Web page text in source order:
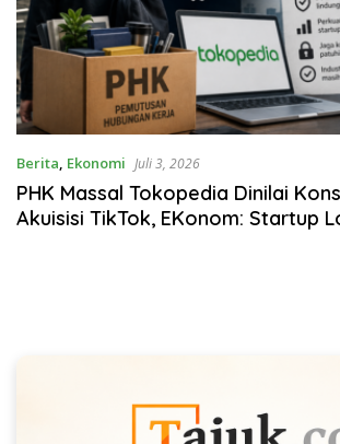
Berita, Ekonomi Juli 3, 2026
PHK Massal Tokopedia Dinilai
Akuisisi TikTok, EKonom: Startup